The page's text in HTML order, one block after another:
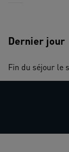
Dernier jour
Fin du séjour le